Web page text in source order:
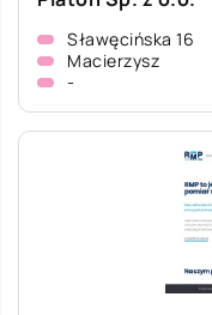
Sławęcińska 16
Macierzysz
-